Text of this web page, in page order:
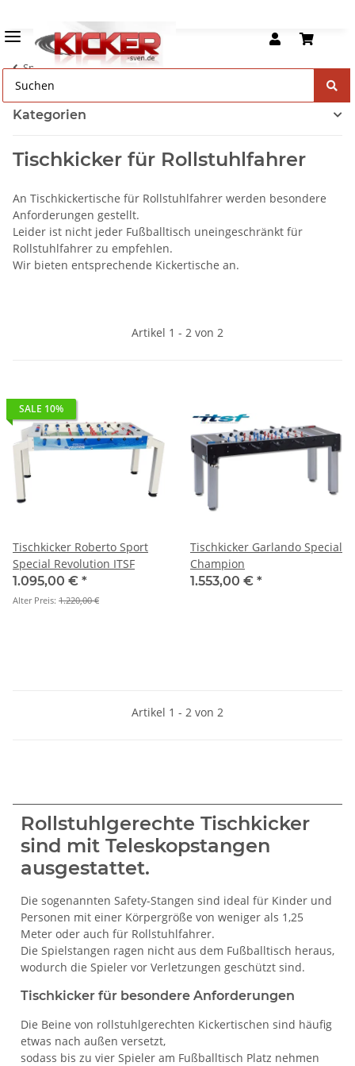
Spezielle Tischkicker
Tischkicker für Rollstuhlfahrer
An Tischkickertische für Rollstuhlfahrer werden besondere
Anforderungen gestellt.
Leider ist nicht jeder Fußballtisch uneingeschränkt für
Rollstuhlfahrer zu empfehlen.
Wir bieten entsprechende Kickertische an.
Artikel 1 - 2 von 2
SALE 10%
Tischkicker Roberto Sport
Special Revolution ITSF
1.095,00 € *
Alter Preis: 1.220,00 €
Tischkicker Garlando Special
Champion
1.553,00 € *
Artikel 1 - 2 von 2
Kategorien
Rollstuhlgerechte Tischkicker
sind mit Teleskopstangen
ausgestattet.
Die sogenannten Safety-Stangen sind ideal für Kinder und
Personen mit einer Körpergröße von weniger als 1,25
Meter oder auch für Rollstuhlfahrer.
Die Spielstangen ragen nicht aus dem Fußballtisch heraus,
wodurch die Spieler vor Verletzungen geschützt sind.
Tischkicker für besondere Anforderungen
Die Beine von rollstuhlgerechten Kickertischen sind häufig
etwas nach außen versetzt,
sodass bis zu vier Spieler am Fußballtisch Platz nehmen